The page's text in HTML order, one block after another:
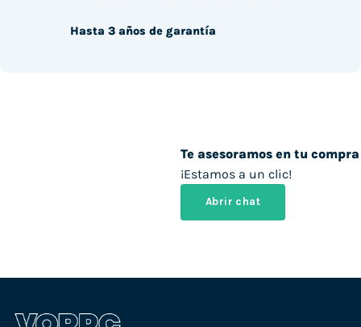
Te asesoramos en tu compra
¡Estamos a un clic!
Abrir chat
Hasta 3 años de garantía